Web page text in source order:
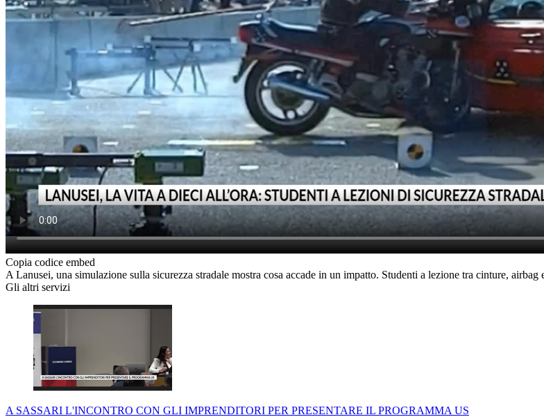
Copia codice embed
A Lanusei, una simulazione sulla sicurezza stradale mostra cosa accade in un impatto. Studenti a lezione tra cinture,
Gli altri servizi
A SASSARI L'INCONTRO CON GLI IMPRENDITORI PER PRESENTARE IL PROGRAMMA US